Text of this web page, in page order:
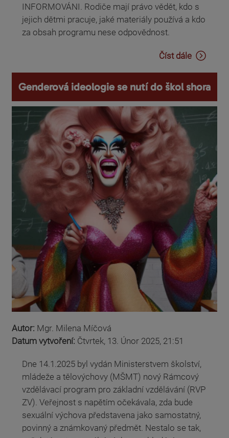
INFORMOVÁNI. Rodiče mají právo vědět, kdo s
jejich dětmi pracuje, jaké materiály používá a kdo
za obsah programu nese odpovědnost.
Číst dále
Genderová ideologie se nutí do škol shora
Autor: Mgr. Milena Míčová
Datum vytvoření: Čtvrtek, 13. Únor 2025, 21:51
Dne 14.1.2025 byl vydán Ministerstvem školství,
mládeže a tělovýchovy (MŠMT) nový Rámcový
vzdělávací program pro základní vzdělávání (RVP
ZV). Veřejnost s napětím očekávala, zda bude
sexuální výchova představena jako samostatný,
povinný a známkovaný předmět. Nestalo se tak,